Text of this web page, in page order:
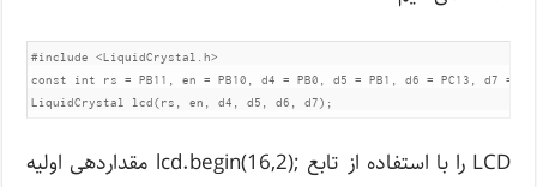
#include <LiquidCrystal.h>
const int rs = PB11, en = PB10, d4 = PB0, d5 = PB1, d6 = PC13,
LiquidCrystal lcd(rs, en, d4, d5, d6, d7);
LCD را با استفاده از تابع ;(lcd.begin(16,2 مقداردهی اولیه